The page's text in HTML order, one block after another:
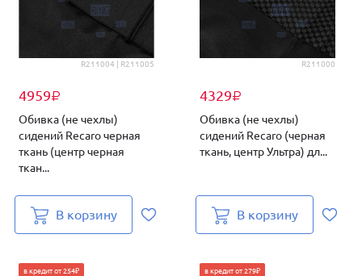
R211004 | R211005
4959₽
Обивка (не чехлы)
сидений Recaro черная
ткань (центр черная
ткан...
В корзину
R211000
4329₽
Обивка (не чехлы)
сидений Recaro (черная
ткань, центр Ультра) дл...
В корзину
в кредит от 254₽ в кредит от 279₽